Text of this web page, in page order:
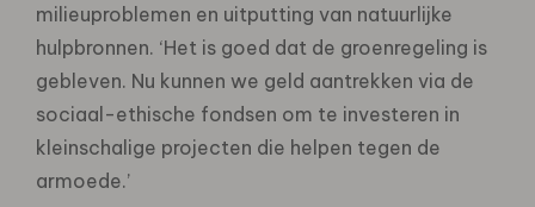
milieuproblemen en uitputting van natuurlijke
hulpbronnen. ‘Het is goed dat de groenregeling is
gebleven. Nu kunnen we geld aantrekken via de
sociaal-ethische fondsen om te investeren in
kleinschalige projecten die helpen tegen de
armoede.’